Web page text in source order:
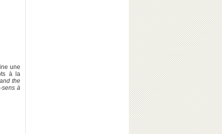
une
à la
the
sens à